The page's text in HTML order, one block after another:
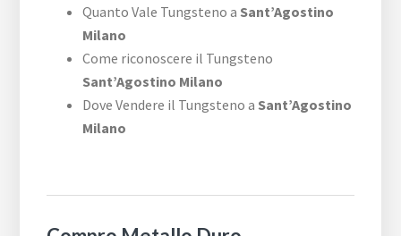
Quanto Vale Tungsteno a Sant’Agostino
Milano
Come riconoscere il Tungsteno
Sant’Agostino Milano
Dove Vendere il Tungsteno a Sant’Agostino
Milano